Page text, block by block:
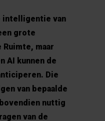
intelligentie van
grote
maar
AI kunnen de
Die
van bepaalde
nuttig
van de